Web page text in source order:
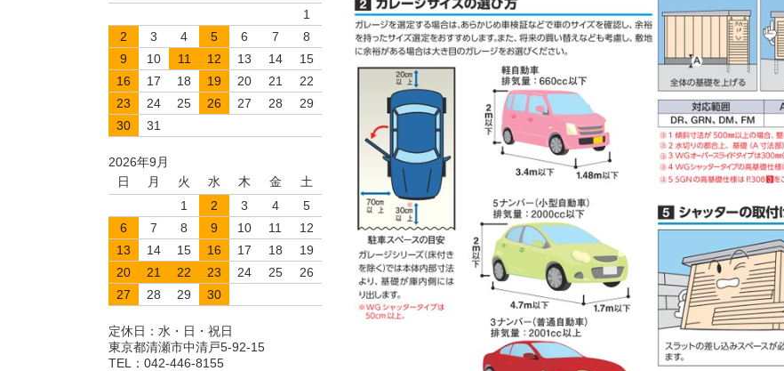
1
2
3 4 5 6 7
8
9
10 11 12 13 14
15
16
17 18 19 20 21
22
23
24 25 26 27 28
29
30
31
2026年9月
日
月 火 水 木 金
土
1
2 3 4
5
6
7 8 9 10 11
12
13
14 15 16 17 18
19
20
21 22 23 24 25
26
27
28 29 30
定休日：水・日・祝日
東京都清瀬市中清戸5-92-15
TEL：042-446-8155